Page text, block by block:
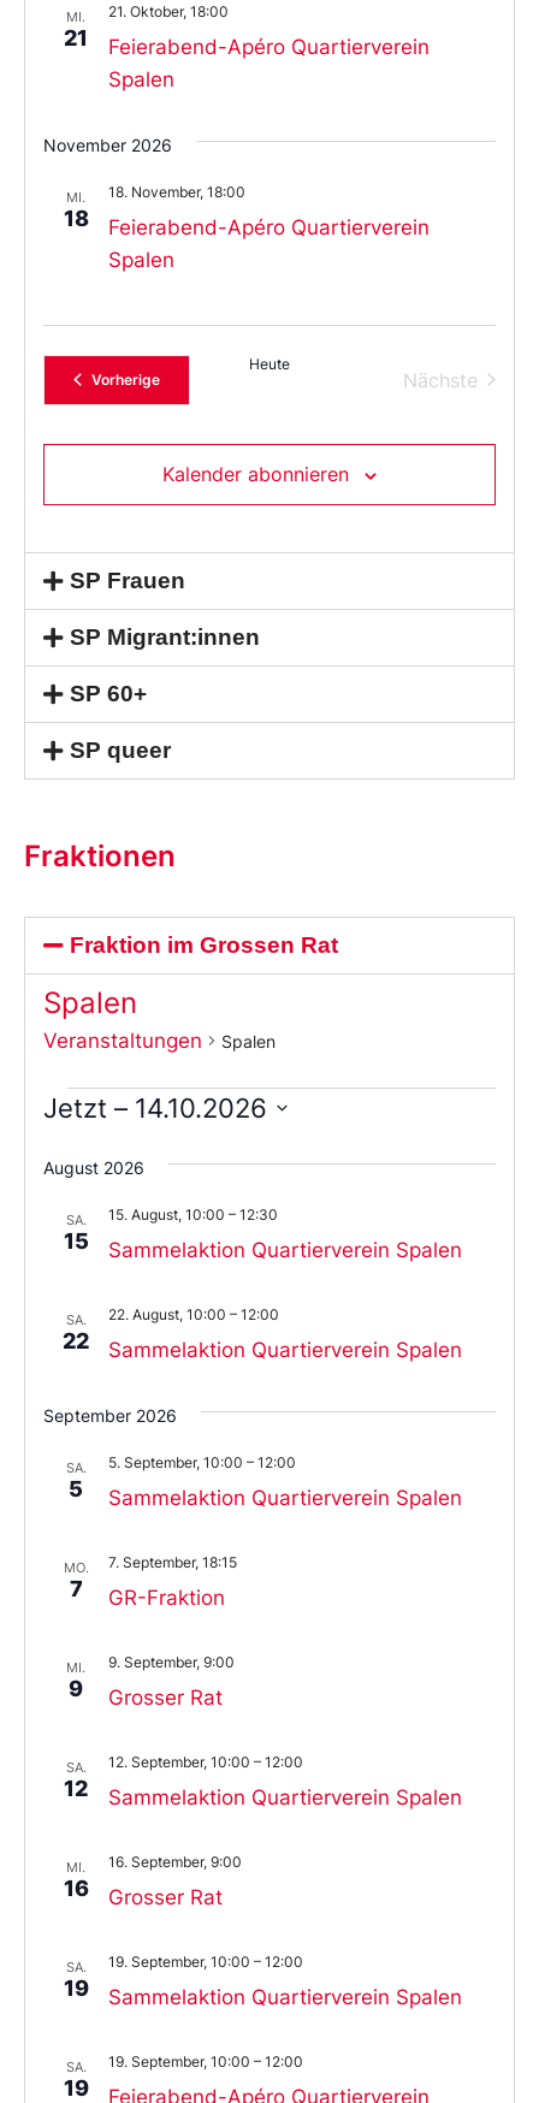
MI.
21
Feierabend-Apéro Quartierverein
Spalen
21. Oktober, 18:00
November 2026
MI.
18
Feierabend-Apéro Quartierverein
Spalen
18. November, 18:00
VorherigeVeranstaltungen
Heute
Nächste
Kalender abonnieren
SP Frauen
SP Migrant:innen
SP 60+
SP queer
Fraktionen
Fraktion im Grossen Rat
Spalen
Veranstaltungen Spalen
Jetzt – 14.10.2026
Sie
das
aus.
August 2026
SA.
15 Sammelaktion Quartierverein Spalen
15. August, 10:00 – 12:30
SA.
22 Sammelaktion Quartierverein Spalen
22. August, 10:00 – 12:00
September 2026
SA.
5 Sammelaktion Quartierverein Spalen
5. September, 10:00 – 12:00
MO.
7 GR-Fraktion
7. September, 18:15
MI.
9 Grosser Rat
9. September, 9:00
SA.
12 Sammelaktion Quartierverein Spalen
12. September, 10:00 – 12:00
MI.
16 Grosser Rat
16. September, 9:00
SA.
19 Sammelaktion Quartierverein Spalen
19. September, 10:00 – 12:00
SA.
19 Feierabend-Apéro Quartierverein
19. September, 10:00 – 12:00